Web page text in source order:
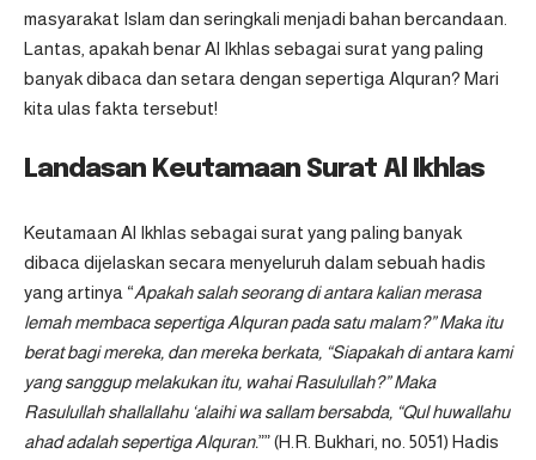
masyarakat Islam dan seringkali menjadi bahan bercandaan.
Lantas, apakah benar Al Ikhlas sebagai surat yang paling
banyak dibaca dan setara dengan sepertiga Alquran? Mari
kita ulas fakta tersebut!
Landasan Keutamaan Surat Al Ikhlas
Keutamaan Al Ikhlas sebagai surat yang paling banyak
dibaca dijelaskan secara menyeluruh dalam sebuah hadis
yang artinya “Apakah salah seorang di antara kalian merasa
lemah membaca sepertiga Alquran pada satu malam?” Maka itu
berat bagi mereka, dan mereka berkata, “Siapakah di antara kami
yang sanggup melakukan itu, wahai Rasulullah?” Maka
Rasulullah shallallahu ‘alaihi wa sallam bersabda, “Qul huwallahu
ahad adalah sepertiga Alquran.”” (H.R. Bukhari, no. 5051) Hadis